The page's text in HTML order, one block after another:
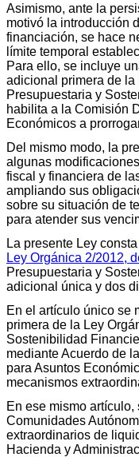
Asimismo, ante la
motivó la introducción
financiación, se hace
límite temporal
Para ello, se incluye
adicional primera de
Presupuestaria y
habilita a la Comisión
Económicos a
Del mismo modo, la
algunas
fiscal y financiera de
ampliando sus
sobre su situación de
para atender sus
La presente Ley
Ley Orgánica 2/2012,
Presupuestaria y
adicional única y dos
En el artículo único se
primera de la Ley
Sostenibilidad
mediante Acuerdo de
para Asuntos
mecanismos
En ese mismo
Comunidades
extraordinarios de
Hacienda y